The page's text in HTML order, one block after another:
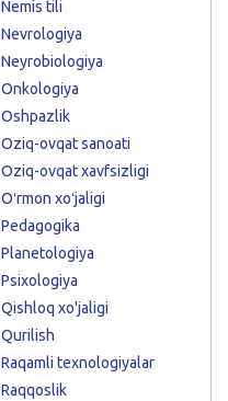
Nemis tili
Nevrologiya
Neyrobiologiya
Onkologiya
Oshpazlik
Oziq-ovqat sanoati
Oziq-ovqat xavfsizligi
Oʻrmon xoʻjaligi
Pedagogika
Planetologiya
Psixologiya
Qishloq xo'jaligi
Qurilish
Raqamli texnologiyalar
Raqqoslik